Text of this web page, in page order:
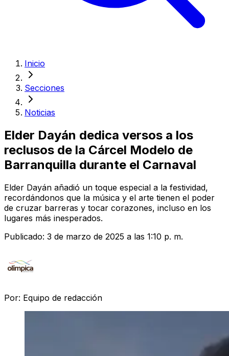
Inicio
Secciones
Noticias
Elder Dayán dedica versos a los
reclusos de la Cárcel Modelo de
Barranquilla durante el Carnaval
Elder Dayán añadió un toque especial a la festividad,
recordándonos que la música y el arte tienen el poder
de cruzar barreras y tocar corazones, incluso en los
lugares más inesperados.
Publicado: 3 de marzo de 2025 a las 1:10 p. m.
Por: Equipo de redacción